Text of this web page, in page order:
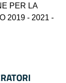
PER LA
2019 - 2021 -